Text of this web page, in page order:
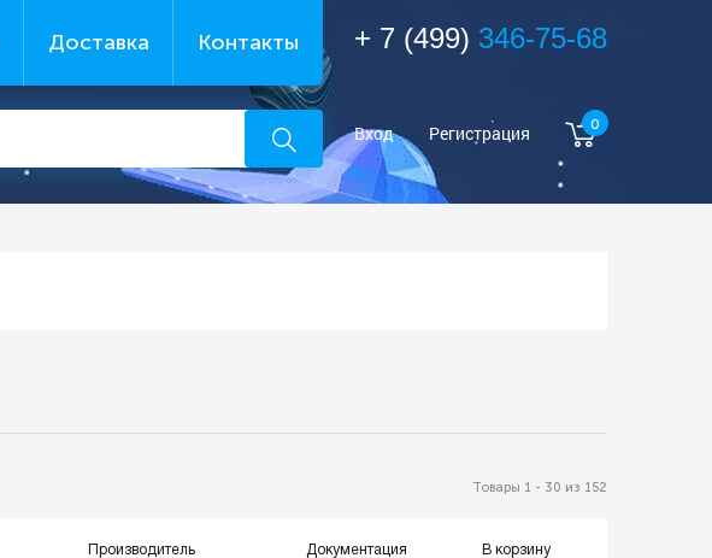
Доставка Контакты + 7 (499) 346-75-68
Вход Регистрация 0
Товары 1 - 30 из 152
Производитель Документация В корзину